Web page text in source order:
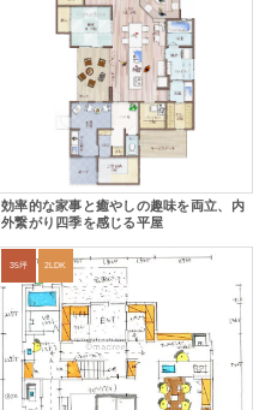
効率的な家事と癒やしの趣味を両立、内
外繋がり四季を感じる平屋
35坪 2LDK